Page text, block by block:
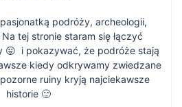
podróży, archeologii,
tej stronie staram się łączyć
😛 i pokazywać, że podróże stają
kiedy odkrywamy zwiedzane
ruiny kryją najciekawsze
historie 🙂